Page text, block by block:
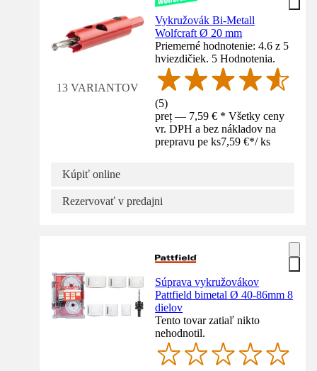
13 VARIANTOV
Vykružovák Bi-Metall
Wolfcraft Ø 20 mm
Priemerné hodnotenie: 4.6 z 5
hviezdičiek. 5 Hodnotenia.
(5)
preț — 7,59 € * Všetky ceny
vr. DPH a bez nákladov na
prepravu pe ks7,59 €*/ ks
Kúpiť online
Rezervovať v predajni
Súprava vykružovákov
Pattfield bimetal Ø 40-86mm 8
dielov
Tento tovar zatiaľ nikto
nehodnotil.